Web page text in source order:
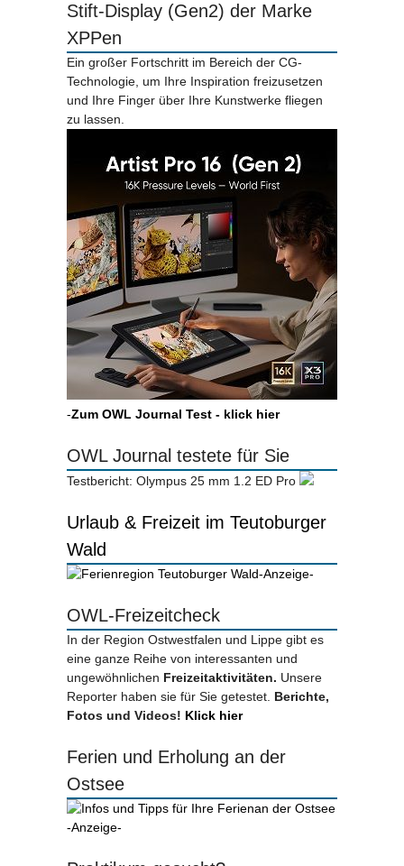
Stift-Display (Gen2) der Marke
XPPen
Ein großer Fortschritt im Bereich der CG-
Technologie, um Ihre Inspiration freizusetzen
und Ihre Finger über Ihre Kunstwerke fliegen
zu lassen.
-Zum OWL Journal Test - klick hier
OWL Journal testete für Sie
Testbericht: Olympus 25 mm 1.2 ED Pro
Urlaub & Freizeit im Teutoburger
Wald
-Anzeige-
OWL-Freizeitcheck
In der Region Ostwestfalen und Lippe gibt es
eine ganze Reihe von interessanten und
ungewöhnlichen Freizeitaktivitäten. Unsere
Reporter haben sie für Sie getestet. Berichte,
Fotos und Videos! Klick hier
Ferien und Erholung an der
Ostsee
-Anzeige-